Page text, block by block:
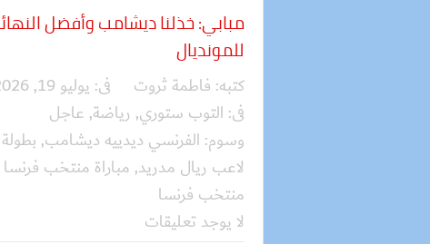
مبابي: خذلنا ديشامب وأفضل
للمونديال
كتبه: فاطمة ثروت فى: يوليو 19, 2026
فى: التوب ستوري, رياضة, عاجل
وسوم: الفرنسي ديدييه ديشامب, بطولة
لاعب ريال مدريد, مباراة منتخب
منتخب فرنسا
لا يوجد تعليقات